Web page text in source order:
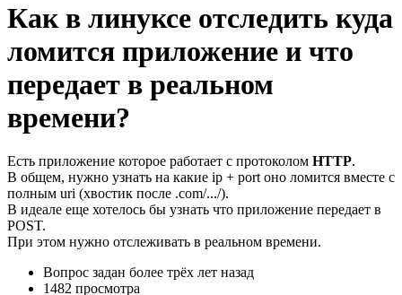
Как в линуксе отследить куда
ломится приложение и что
передает в реальном
времени?
Есть приложение которое работает с протоколом HTTP.
В общем, нужно узнать на какие ip + port оно ломится вместе с
полным uri (хвостик после .com/.../).
В идеале еще хотелось бы узнать что приложение передает в
POST.
При этом нужно отслеживать в реальном времени.
Вопрос задан более трёх лет назад
1482 просмотра